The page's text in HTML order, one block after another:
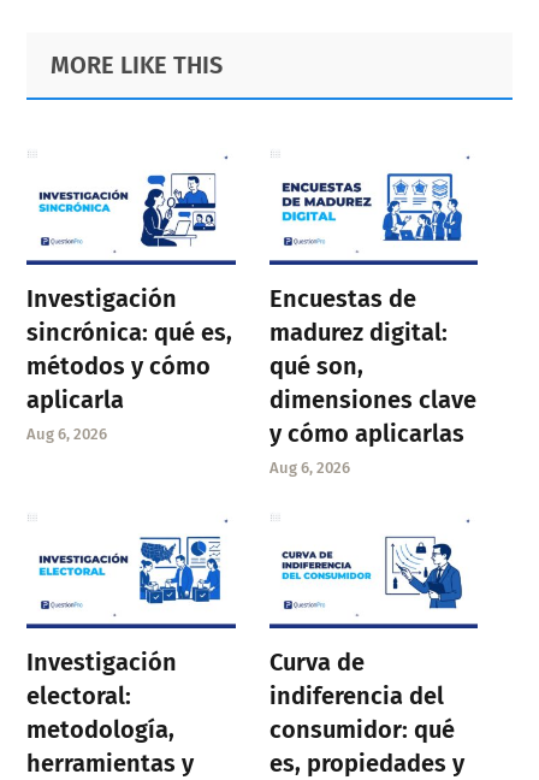
Primary
Sidebar
Footer
MORE LIKE THIS
Investigación
sincrónica: qué es,
métodos y cómo
aplicarla
Aug 6, 2026
Encuestas de
madurez digital:
qué son,
dimensiones clave
y cómo aplicarlas
Aug 6, 2026
Investigación
electoral:
metodología,
herramientas y
Curva de
indiferencia del
consumidor: qué
es, propiedades y